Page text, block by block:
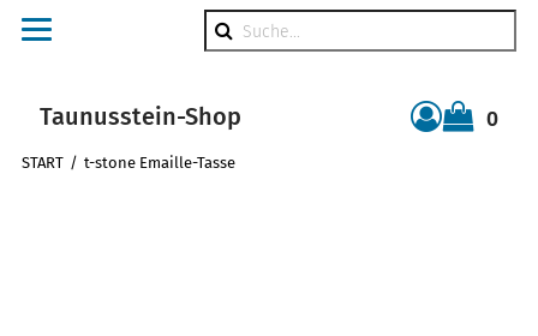
Taunusstein-Shop 0
START t-stone Emaille-Tasse